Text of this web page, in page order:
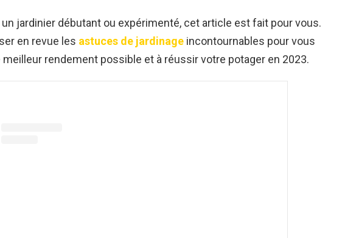
jardinier débutant ou expérimenté, cet article est fait pour vous.
en revue les astuces de jardinage incontournables pour vous
meilleur rendement possible et à réussir votre potager en 2023.